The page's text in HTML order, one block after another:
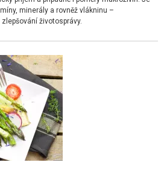
minerály a rovněž vlákninu –
životosprávy.